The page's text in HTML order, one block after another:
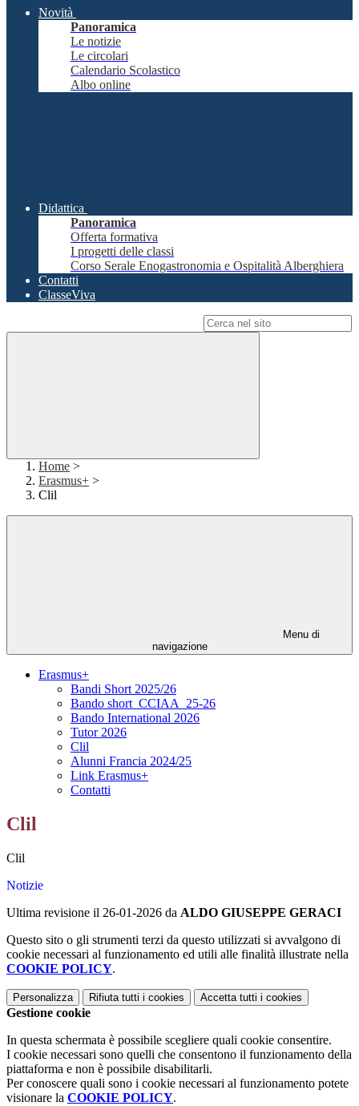
Novità
Panoramica
Le notizie
Le circolari
Calendario Scolastico
Albo online
Didattica
Panoramica
Offerta formativa
I progetti delle classi
Corso Serale Enogastronomia e Ospitalità Alberghiera
Contatti
ClasseViva
Home >
Erasmus+ >
Clil
Menu di
navigazione
Erasmus+
Bandi Short 2025/26
Bando short_CCIAA_25-26
Bando International 2026
Tutor 2026
Clil
Alunni Francia 2024/25
Link Erasmus+
Contatti
Clil
Clil
Notizie
Ultima revisione il 26-01-2026 da ALDO GIUSEPPE GERACI
Questo sito o gli strumenti terzi da questo utilizzati si avvalgono di
cookie necessari al funzionamento ed utili alle finalità illustrate nella
COOKIE POLICY.
Personalizza Rifiuta tutti i cookies Accetta tutti i cookies
Gestione cookie
In questa schermata è possibile scegliere quali cookie consentire.
I cookie necessari sono quelli che consentono il funzionamento della
piattaforma e non è possibile disabilitarli.
Per conoscere quali sono i cookie necessari al funzionamento potete
visionare la COOKIE POLICY.